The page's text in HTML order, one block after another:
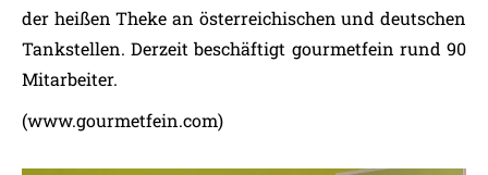
der heißen Theke an österreichischen und deutschen
Tankstellen. Derzeit beschäftigt gourmetfein rund 90
Mitarbeiter.
(www.gourmetfein.com)